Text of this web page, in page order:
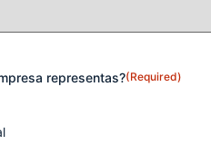
representas?(Required)